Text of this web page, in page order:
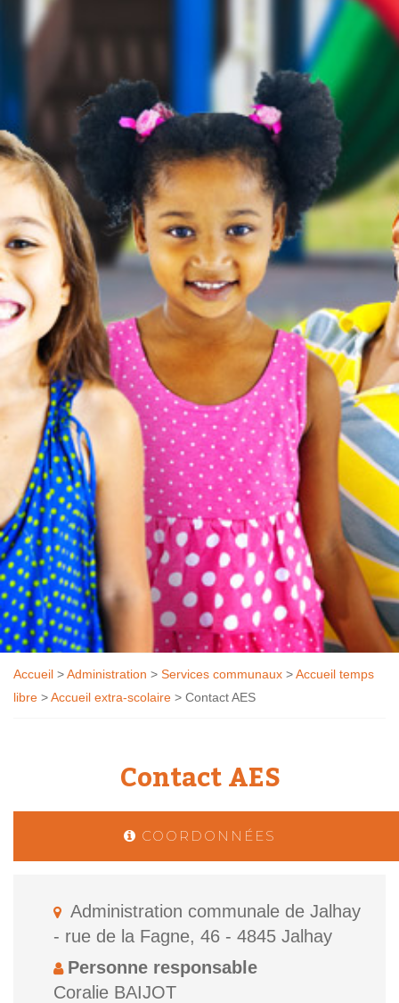
Accueil >Administration > Services communaux >Accueil temps
libre >Accueil extra-scolaire > Contact AES
Contact AES
COORDONNÉES
Administration communale de Jalhay
- rue de la Fagne, 46 - 4845 Jalhay
Personne responsable
Coralie BAIJOT